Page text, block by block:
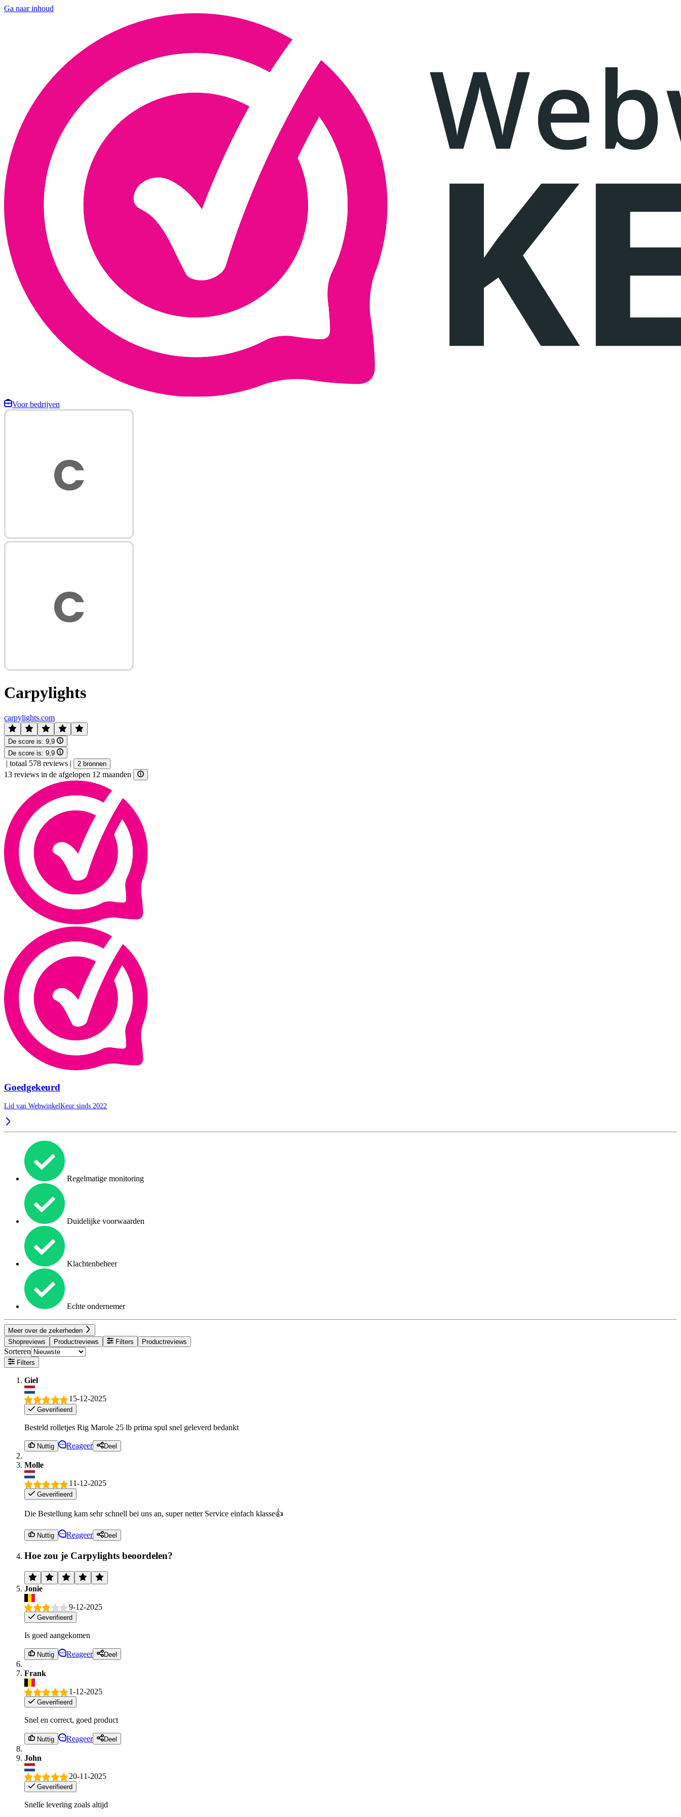
Ga naar inhoud
Voor bedrijven
Carpylights
carpylights.com
De score is: 9,9
De score is: 9,9
| totaal 578 reviews | 2 bronnen
13 reviews in de afgelopen 12 maanden
Goedgekeurd
Lid van WebwinkelKeur sinds 2022
Regelmatige monitoring
Duidelijke voorwaarden
Klachtenbeheer
Echte ondernemer
Meer over de zekerheden
Shopreviews
Productreviews Filters Productreviews
Sorteren
Filters
Giel
15-12-2025
Geverifieerd
Besteld rolletjes Rig Marole 25 lb prima spul snel geleverd bedankt
Nuttig Reageer Deel
Molle
11-12-2025
Geverifieerd
Die Bestellung kam sehr schnell bei uns an, super netter Service einfach klasse👍
Nuttig Reageer Deel
Hoe zou je Carpylights beoordelen?
Jonie
9-12-2025
Geverifieerd
Is goed aangekomen
Nuttig Reageer Deel
Frank
1-12-2025
Geverifieerd
Snel en correct, goed product
Nuttig Reageer Deel
John
20-11-2025
Geverifieerd
Snelle levering zoals altijd